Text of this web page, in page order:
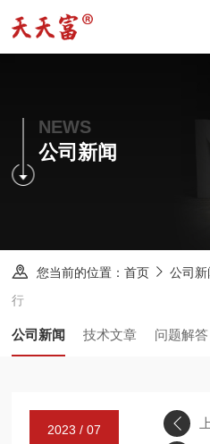
NEWS
公司新闻
您当前的位置：首页 公司新
行
公司新闻 技术文章 问题解答
2023 / 07